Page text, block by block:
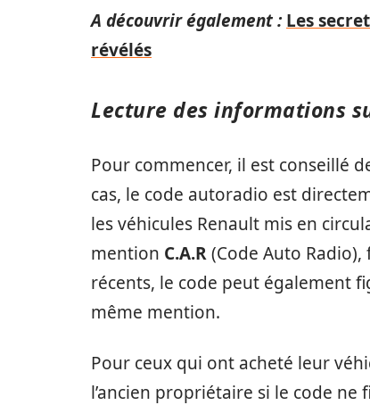
A découvrir également : Les
révélés
Lecture des informations
Pour commencer, il est conseillé
cas, le code autoradio est
les véhicules Renault mis en
mention C.A.R(Code Auto
récents, le code peut également
même mention.
Pour ceux qui ont acheté leur
l’ancien propriétaire si le code ne